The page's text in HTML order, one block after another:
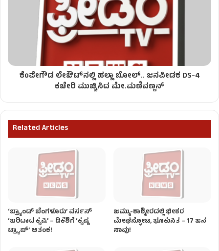
ಕೆಂಪೇಗೌಡ ಲೇಔಟ್‌ನಲ್ಲಿ ಹಲ್ಲಾ ಬೋಲ್.. ಜನಪೀಡಕ DS-4
ಕಚೇರಿ ಮುಚ್ಚಿಸಿದ ಮೇ.ಮಣಿವಣ್ಣನ್
Related Articles
‘ಬ್ರ್ಯಾಂಡ್ ಬೆಂಗಳೂರು’ ವರ್ಸಸ್
‘ಬರಿದಾದ ಕೃಷಿ’ – ಡಿಕೆಶಿಗೆ ‘ಕೃಷ್ಣ
ಟ್ರ್ಯಾಪ್’ ಆತಂಕ!
ಜಮ್ಮು-ಕಾಶ್ಮೀರದಲ್ಲಿ ಭೀಕರ
ಮೇಘಸ್ಫೋಟ, ಭೂಕುಸಿತ – 17 ಜನ
ಸಾವು!